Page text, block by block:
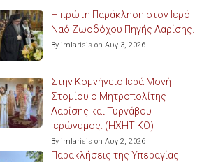
Η πρώτη Παράκληση στον Ιερό
Ναό Ζωοδόχου Πηγής Λαρίσης.
By imlarisis on Αυγ 3, 2026
Στην Κομνήνειο Ιερά Μονή
Στομίου ο Μητροπολίτης
Λαρίσης και Τυρνάβου
Ιερώνυμος. (ΗΧΗΤΙΚΟ)
By imlarisis on Αυγ 2, 2026
Παρακλήσεις της Υπεραγίας